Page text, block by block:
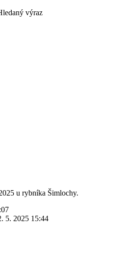
výraz
u rybníka Šimlochy.
5. 2025 15:44